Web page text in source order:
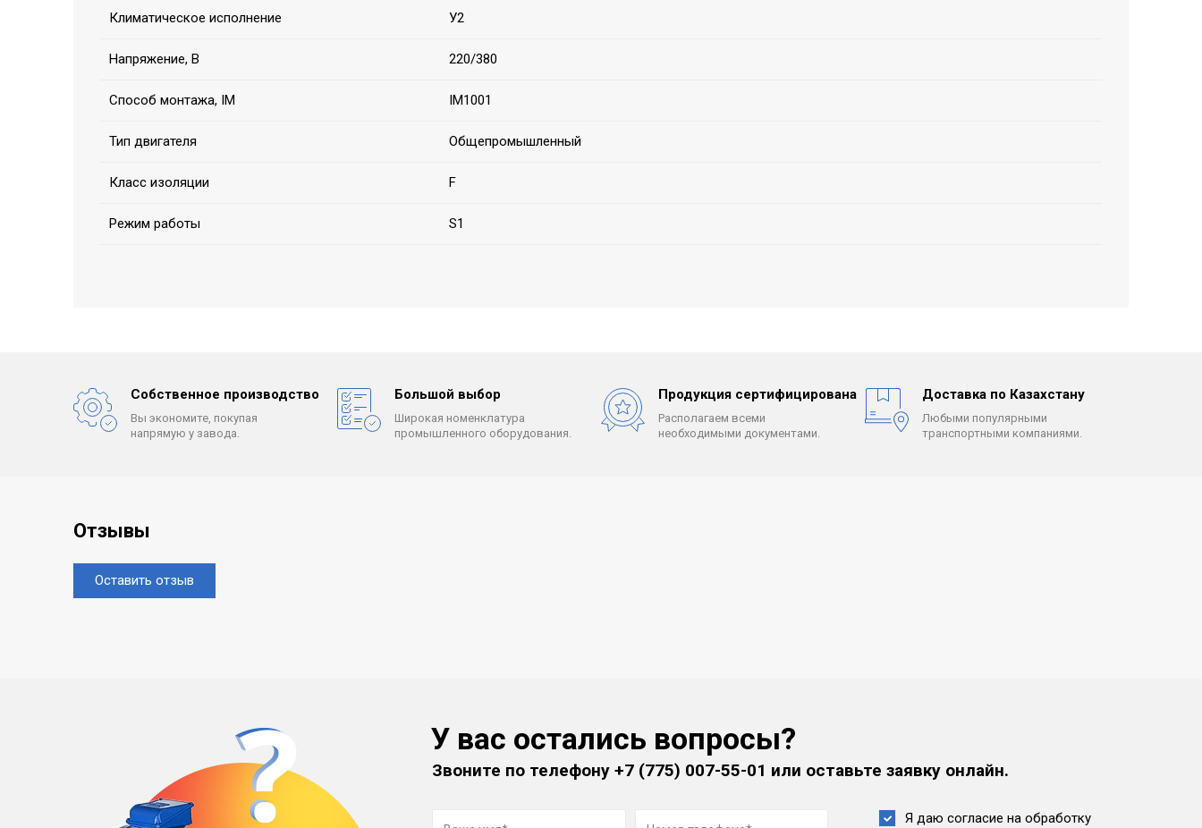
Климатическое исполнение У2
Напряжение, В 220/380
Способ монтажа, IM IM1001
Тип двигателя Общепромышленный
Класс изоляции F
Режим работы S1
Собственное производство
Вы экономите, покупая
напрямую у завода.
Большой выбор
Широкая номенклатура
промышленного оборудования.
Продукция сертифицирована
Располагаем всеми
необходимыми документами.
Доставка по Казахстану
Любыми популярными
транспортными компаниями.
Отзывы
Оставить отзыв
У вас остались вопросы?
Звоните по телефону+7 (775) 007-55-01 или оставьте заявку онлайн.
Я даю согласие на обработку